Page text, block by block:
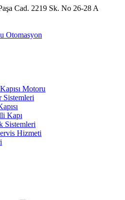
Cad. 2219 Sk. No 26-28 A
Motoru
Sistemleri
Kapı
Sistemleri
Hizmeti